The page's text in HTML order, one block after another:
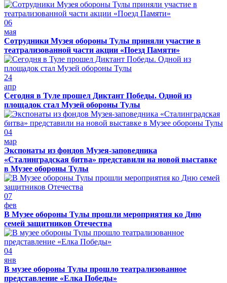
06
мая
Сотрудники Музея обороны Тулы приняли участие в
театрализованной части акции «Поезд Памяти»
24
апр
Сегодня в Туле прошел Диктант Победы. Одной из
площадок стал Музей обороны Тулы
04
мар
Экспонаты из фондов Музея-заповедника
«Сталинградская битва» представили на новой выставке
в Музее обороны Тулы
07
фев
В Музее обороны Тулы прошли мероприятия ко Дню
семей защитников Отечества
04
янв
В музее обороны Тулы прошло театрализованное
представление «Елка Победы»